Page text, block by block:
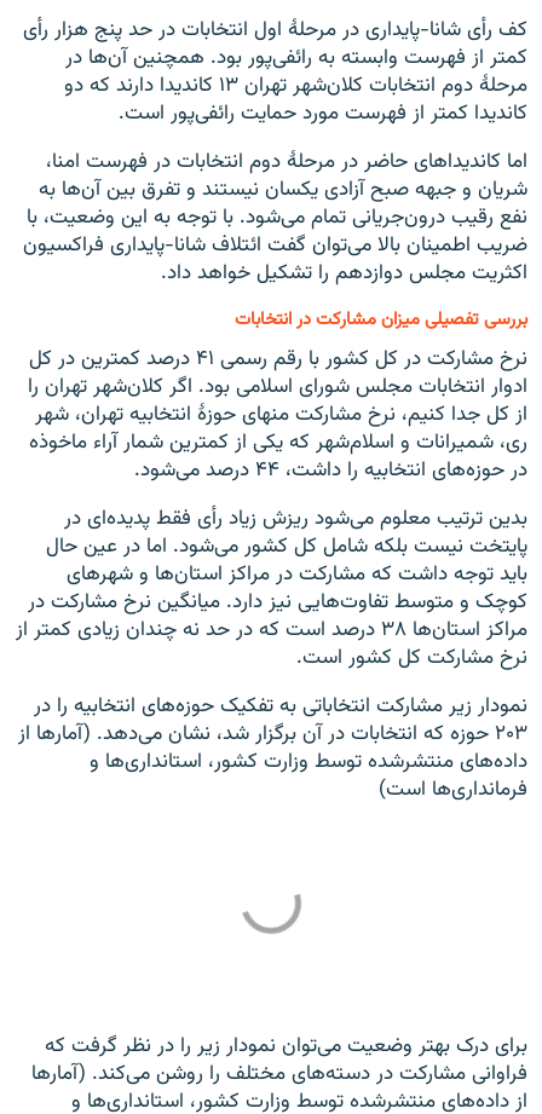
کف رأی شانا-پایداری در مرحلۀ اول انتخابات در حد پنج هزار رأی
کمتر از فهرست وابسته به رائفی‌پور بود. همچنین آن‌ها در
مرحلهٔ دوم انتخابات کلان‌شهر تهران ۱۳ کاندیدا دارند که دو
کاندیدا کمتر از فهرست مورد حمایت رائفی‌پور است.
اما کاندیداهای حاضر در مرحلهٔ دوم انتخابات در فهرست امنا،
شریان و جبهه صبح آزادی یکسان نیستند و تفرق بین آن‌ها به
نفع رقیب درون‌جریانی تمام می‌شود. با توجه به این وضعیت، با
ضریب اطمینان بالا می‌توان گفت ائتلاف شانا-پایداری فراکسیون
اکثریت مجلس دوازدهم را تشکیل خواهد داد.
بررسی تفصیلی میزان مشارکت در انتخابات
نرخ مشارکت در کل کشور با رقم رسمی ۴۱ درصد کمترین در کل
ادوار انتخابات مجلس شورای اسلامی بود. اگر کلان‌شهر تهران را
از کل جدا کنیم، نرخ مشارکت منهای حوزۀ انتخابیه تهران، شهر
ری، شمیرانات و اسلام‌شهر که یکی از کمترین شمار آراء ماخوذه
در حوزه‌های انتخابیه را داشت، ۴۴ درصد می‌شود.
بدین ترتیب معلوم می‌شود ریزش زیاد رأی فقط پدیده‌ای در
پایتخت نیست بلکه شامل کل کشور می‌شود. اما در عین حال
باید توجه داشت که مشارکت در مراکز استان‌ها و شهرهای
کوچک و متوسط تفاوت‌هایی نیز دارد. میانگین نرخ مشارکت در
مراکز استان‌ها ۳۸ درصد است که در حد نه چندان زیادی کمتر از
نرخ مشارکت کل کشور است.
نمودار زیر مشارکت انتخاباتی به تفکیک حوزه‌های انتخابیه را در
۲۰۳ حوزه که انتخابات در آن برگزار شد، نشان می‌دهد. (آمارها از
داده‌های منتشرشده توسط وزارت کشور، استانداری‌ها و
فرمانداری‌ها است)
برای درک بهتر وضعیت می‌توان نمودار زیر را در نظر گرفت که
فراوانی مشارکت در دسته‌های مختلف را روشن می‌کند. (آمارها
از داده‌های منتشرشده توسط وزارت کشور، استانداری‌ها و